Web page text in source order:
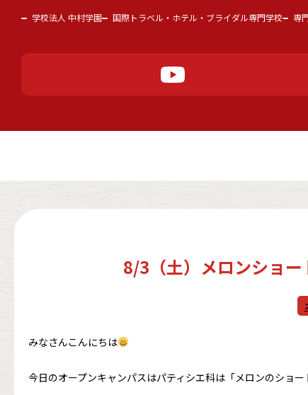
学校法人 中村学園 国際トラベル・ホテル・ブライダル専門学校 専
8/3（土）メロンショー
みなさんこんにちは
今日のオープンキャンパスはパティシエ科は「メロンのショ